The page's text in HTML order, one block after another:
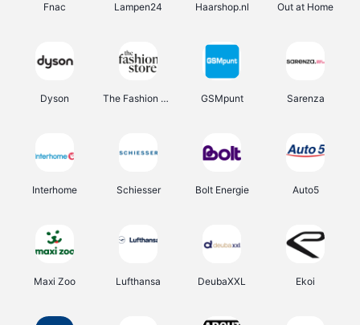
Fnac Lampen24 Haarshop.nl Out at Home
Dyson The Fashion Store GSMpunt Sarenza
Interhome Schiesser Bolt Energie Auto5
Maxi Zoo Lufthansa DeubaXXL Ekoi